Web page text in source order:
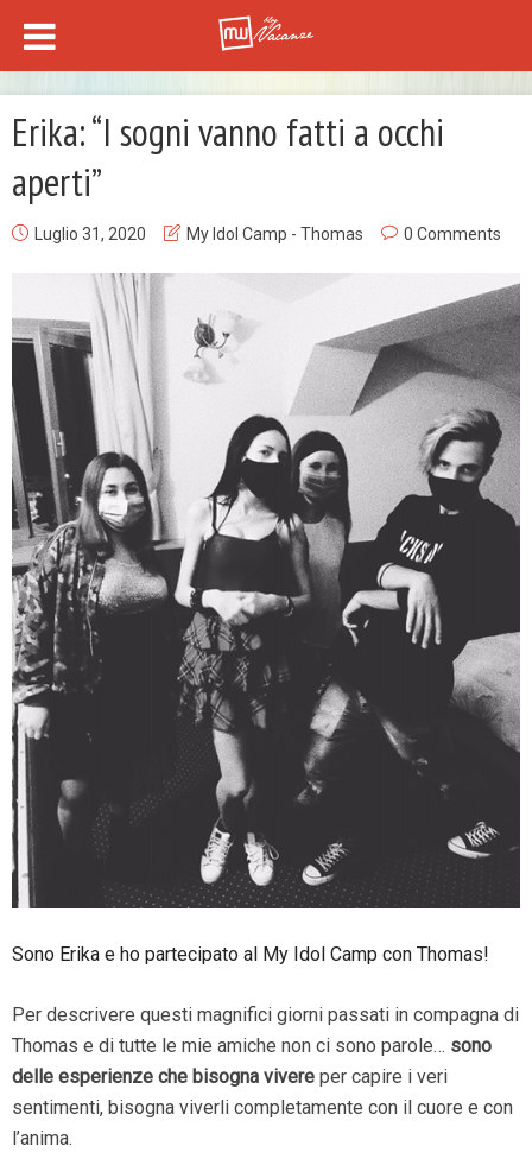
Erika: “I sogni vanno fatti a occhi
aperti”
Luglio 31, 2020 My Idol Camp - Thomas 0 Comments
Sono Erika e ho partecipato al My Idol Camp con Thomas!
Per descrivere questi magnifici giorni passati in compagna di
Thomas e di tutte le mie amiche non ci sono parole… sono
delle esperienze che bisogna vivere per capire i veri
sentimenti, bisogna viverli completamente con il cuore e con
l’anima.